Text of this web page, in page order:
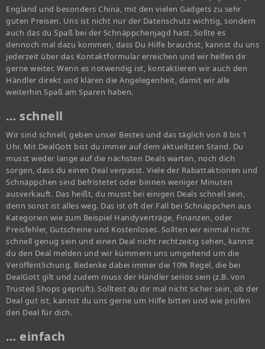
England und besonders China, mit den vielen Gadgets zu sehr
guten Preisen. Uns ist nicht nur der Datenschutz wichtig, sondern
auch das du Spaß bei der Schnäppchenjagd hast. Sollte es
dennoch mal dazu kommen, dass Du Hilfe brauchst, kannst du uns
jederzeit über das Kontaktformular erreichen und wir helfen dir
gerne weiter. Wenn es notwendig ist, kontaktieren wir auch den
Händler direkt und klären die Angelegenheit, damit wir alle
weiterhin Spaß am Sparen haben.
… schnell
Wir sind schnell, geben unser Bestes und das täglich von 8 bis 1
Uhr. Mit DealGott bist du immer auf dem aktuellsten Stand. Du
musst weder lange auf die nächsten Deals warten, noch dich
sorgen, dass du einen Deal verpasst. Viele der Rabattaktionen und
Schnäppchen sind befristetet oder binnen weniger Minuten
ausverkauft. Das heißt, du musst bei einigen Deals schnell sein,
denn sonst ist alles weg. Das ist oft der Fall bei Schnäppchen aus
Kategorien wie zum Beispiel Handyverträge, Finanzen, oder
Preisfehler, Gutscheine und Kostenloses. Sollten wir einmal nicht
schnell genug sein und einen Deal nicht rechtzeitig sehen, kannst
du den Deal melden und wir kümmern uns umgehend um die
Veröffentlichung. Bedenke dabei immer die 10% Regel, die bei
DealGott gilt und zudem muss der Händler seriös sein (z.B. von
Trusted Shops geprüft). Solltest du dir mal nicht sicher sein, ob der
Deal gut ist, kannst du uns gerne um Hilfe bitten und wie prüfen
den Deal für dich.
… einfach